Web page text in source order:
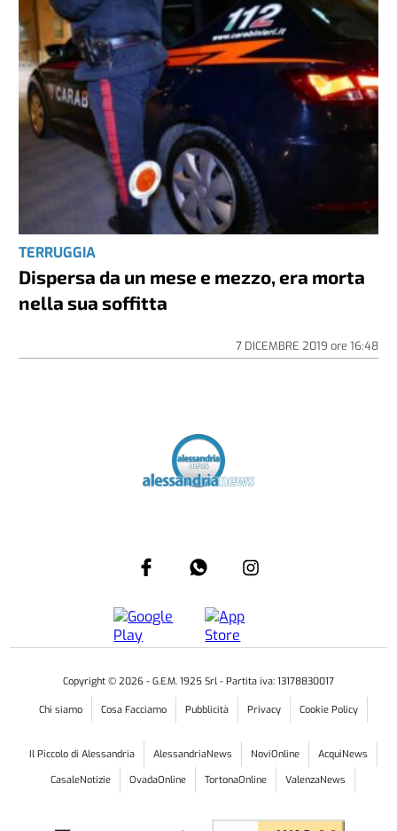
TERRUGGIA
Dispersa da un mese e mezzo, era morta
nella sua soffitta
7 DICEMBRE 2019 ore 16:48
Copyright © 2026 - G.E.M. 1925 Srl - Partita iva: 13178830017
Chi siamo Cosa Facciamo Pubblicità Privacy Cookie Policy
Il Piccolo di Alessandria AlessandriaNews NoviOnline
AcquiNews
CasaleNotizie
OvadaOnline TortonaOnline ValenzaNews